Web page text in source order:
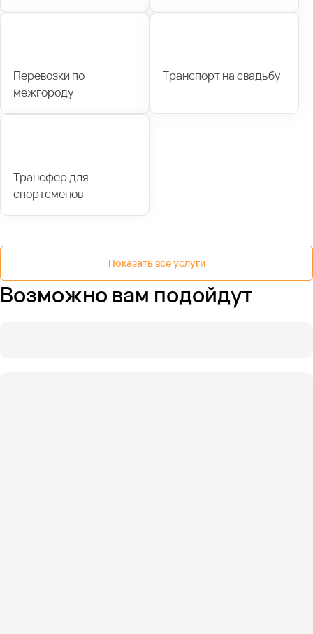
Перевозки по
межгороду
Транспорт на свадьбу
Трансфер для
спортсменов
Показать все услуги
Возможно вам подойдут